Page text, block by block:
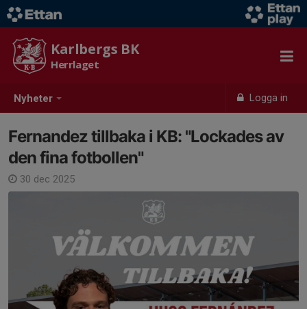
Nyheter Logga in
Karlbergs BK
Herrlaget
Fernandez tillbaka i KB: "Lockades av
den fina fotbollen"
30 dec 2025